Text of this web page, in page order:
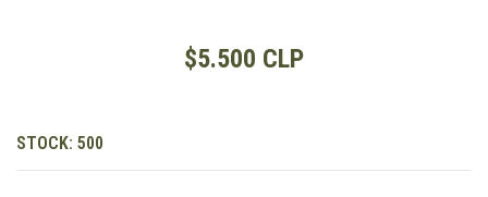
$5.500 CLP
STOCK: 500